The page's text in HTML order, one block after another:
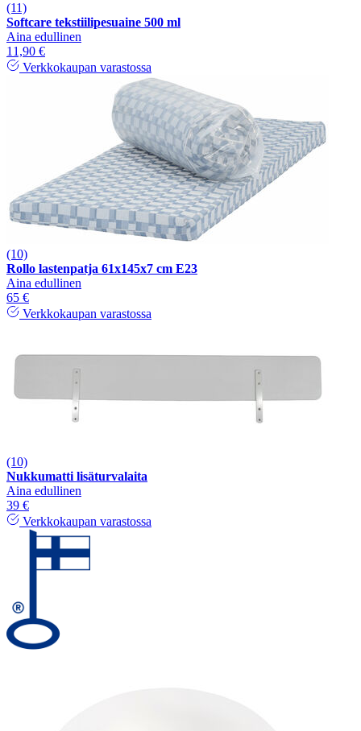
(11)
Softcare tekstiilipesuaine 500 ml
Aina edullinen
11,90 €
Verkkokaupan varastossa
(10)
Rollo lastenpatja 61x145x7 cm E23
Aina edullinen
65 €
Verkkokaupan varastossa
(10)
Nukkumatti lisäturvalaita
Aina edullinen
39 €
Verkkokaupan varastossa